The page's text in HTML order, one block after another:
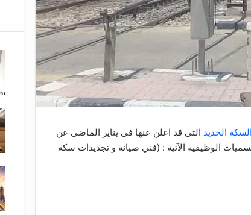
الحديد التى قد اعلن عنها فى يناير الماضى عن
عن 1098 وظيفة، منها 114 و ظائف بالمسميات الوظيفية الآتية : (فني صيانة و تجديدات سكة